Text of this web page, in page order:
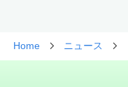
Home ニュース